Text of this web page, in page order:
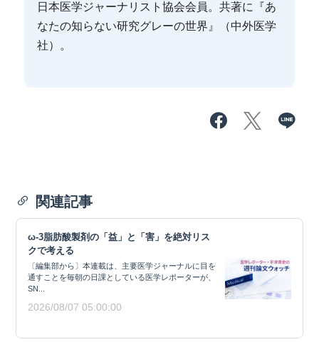
日本医学ジャーナリスト協会会員。共著に『あ
なたの知らない研究グレーの世界』（中外医学
社）。
関連記事
ω-3脂肪酸製剤の「益」と「害」を絶対リス
クで考える
〔編集部から〕本連載は、主要医学ジャーナルに目を
通すことを毎朝の日課としている医学レポーターが、
SN...
2026/08/07 05:00:00